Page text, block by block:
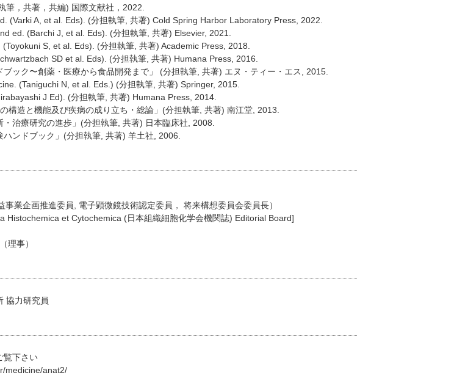
筆，共著，共編) 国際文献社，2022.
(Varki A, et al. Eds). (分担執筆, 共著) Cold Spring Harbor Laboratory Press, 2022.
ed. (Barchi J, et al. Eds). (分担執筆, 共著) Elsevier, 2021.
S, et al. Eds). (分担執筆, 共著) Academic Press, 2018.
SD et al. Eds). (分担執筆, 共著) Humana Press, 2016.
ブック〜創薬・医療から食品開発まで」 (分担執筆, 共著) エヌ・ティー・エス, 2015.
(Taniguchi N, et al. Eds.) (分担執筆, 共著) Springer, 2015.
J Ed). (分担執筆, 共著) Humana Press, 2014.
構造と機能及び疾病の成り立ち・総論」(分担執筆, 共著) 南江堂, 2013.
治療研究の進歩」(分担執筆, 共著) 日本臨床社, 2008.
ハンドブック」(分担執筆, 共著) 羊土社, 2006.
業企画推進委員, 電子顕微鏡技術認定委員， 将来構想委員会委員長）
Histochemica et Cytochemica (日本組織細胞化学会機関誌) Editorial Board]
理事）
協力研究員
覧下さい
medicine/anat2/